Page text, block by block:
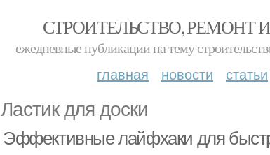
СТРОИТЕЛЬСТВО, РЕМОНТ
ежедневные публикации на тему
главная новости статьи
Ластик для доски
Эффективные лайфхаки для